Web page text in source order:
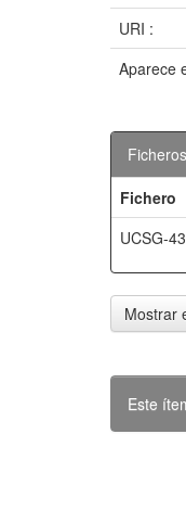
URI :
Aparece
Fichero
UCSG-
Mostrar
Este